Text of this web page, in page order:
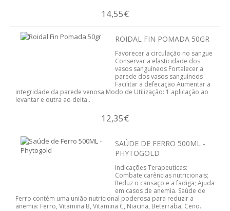
PROTEINA
QUEM SOMOS
NUTRIÇÃO
14,55€
ROIDAL FIN POMADA 50GR
Favorecer a circulação no sangue
Conservar a elasticidade dos
vasos sanguíneos Fortalecer a
parede dos vasos sanguíneos
Facilitar a defecação Aumentar a
integridade da parede venosa Modo de Utilização: 1 aplicação ao
levantar e outra ao deita..
12,35€
SAÚDE DE FERRO 500ML -
PHYTOGOLD
Indicações Terapeuticas:
Combate carências nutricionais;
Reduz o cansaço e a fadiga; Ajuda
em casos de anemia. Saúde de
Ferro contém uma união nutricional poderosa para reduzir a
anemia: Ferro, Vitamina B, Vitamina C, Niacina, Beterraba, Ceno..